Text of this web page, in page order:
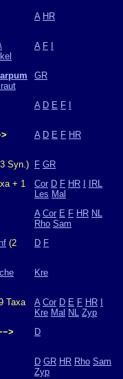
A HR
A F
GR
A D E F
A D E F HR
Syn.) F GR
+ 1
Cor D F HR
IRL
Les Mal
A Cor E F HR NL
Rho Sam
(2
D F
Kre
Taxa
A Cor D E F HR
Kre Mal NL Zyp
D
D GR HR Rho Sam
Zyp